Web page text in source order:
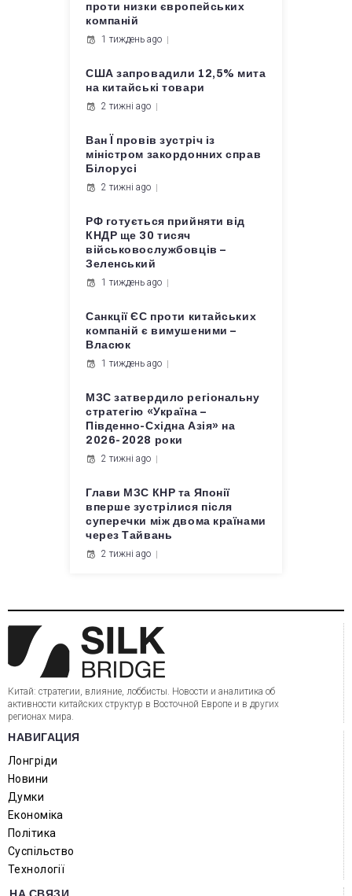
проти низки європейських
компаній
1 тиждень ago
США запровадили 12,5% мита
на китайські товари
2 тижні ago
Ван Ї провів зустріч із
міністром закордонних справ
Білорусі
2 тижні ago
РФ готується прийняти від
КНДР ще 30 тисяч
військовослужбовців –
Зеленський
1 тиждень ago
Санкції ЄС проти китайських
компаній є вимушеними –
Власюк
1 тиждень ago
МЗС затвердило регіональну
стратегію «Україна –
Південно-Східна Азія» на
2026-2028 роки
2 тижні ago
Глави МЗС КНР та Японії
вперше зустрілися після
суперечки між двома країнами
через Тайвань
2 тижні ago
Китай: стратегии, влияние, лоббисты. Новости и аналитика об
активности китайских структур в Восточной Европе и в других
регионах мира.
НАВИГАЦИЯ
Лонгріди
Новини
Думки
Економіка
Політика
Суспільство
Технології